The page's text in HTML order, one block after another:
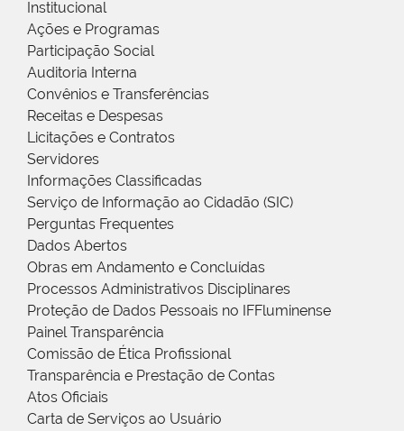
Institucional
Ações e Programas
Participação Social
Auditoria Interna
Convênios e Transferências
Receitas e Despesas
Licitações e Contratos
Servidores
Informações Classificadas
Serviço de Informação ao Cidadão (SIC)
Perguntas Frequentes
Dados Abertos
Obras em Andamento e Concluídas
Processos Administrativos Disciplinares
Proteção de Dados Pessoais no IFFluminense
Painel Transparência
Comissão de Ética Profissional
Transparência e Prestação de Contas
Atos Oficiais
Carta de Serviços ao Usuário